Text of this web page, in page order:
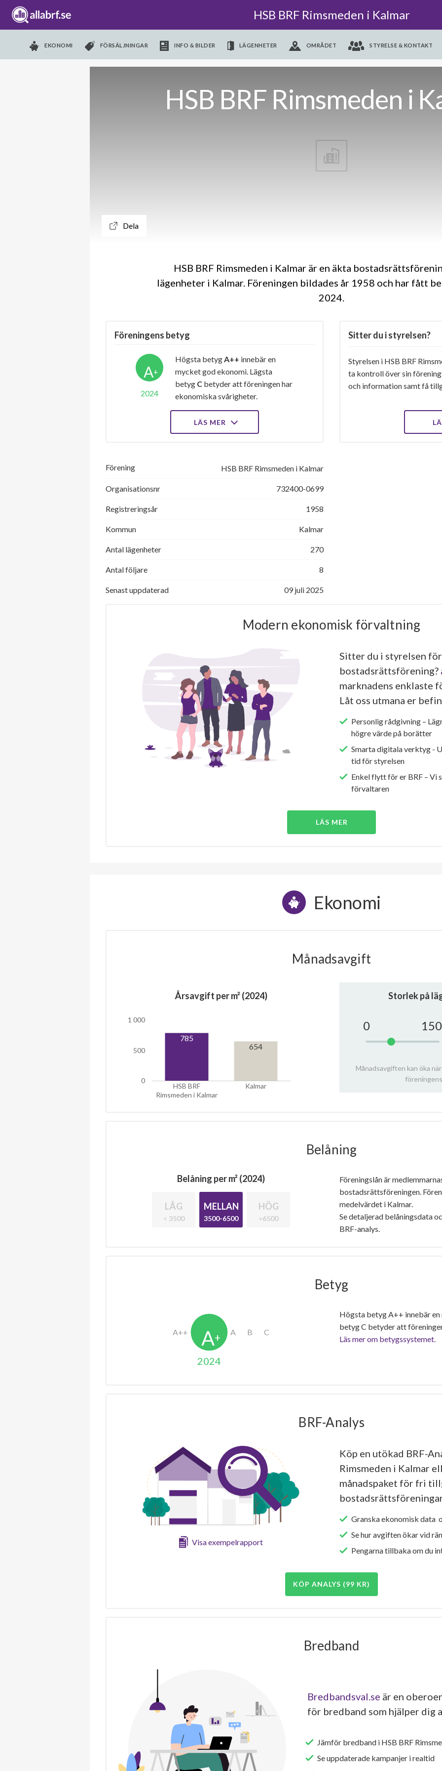
HSB BRF Rimsmeden i Kalmar
EKONOMI FÖRSÄLJNINGAR INFO & BILDER LÄGENHETER OMRÅDET STYRELSE & KONTAKT
HSB BRF Rimsmeden i
Dela
HSB BRF Rimsmeden i Kalmar är en äkta
lägenheter i Kalmar. Föreningen bildades år 1958 och har fått
2024
Föreningens betyg
A+
2024
Högsta betygA++ innebär en
mycket god ekonomi. Lägsta
betyg C betyder att föreningen har
ekonomiska svårigheter.
LÄS MER
Sitter du i styrelsen?
Styrelsen i HSB BRF
ta kontroll över sin
och information samt få
Förening HSB BRF Rimsmeden i Kalmar
Organisationsnr 732400-0699
Registreringsår 1958
Kommun Kalmar
Antal lägenheter 270
Antal följare 8
Senast uppdaterad 09 juli 2025
Modern ekonomisk förvaltning
Sitter du i styrelsen
bostadsrättsförening?
marknadens enklaste
Låt oss utmana er
Personlig rådgivning –
högre värde på borätter
Smarta digitala verktyg -
tid för styrelsen
Enkel flytt för er BRF – Vi
förvaltaren
LÄS MER
Ekonomi
Månadsavgift
Årsavgift per m² (2024)
HSB BRF
Rimsmeden i Kalmar
Kalmar
0
500
1 000
785
654
Storlek på
0 150
Månadsavgiften kan öka
Belåning
Belåning per m² (2024)
LÅG
< 3500
MELLAN
3500-6500
HÖG
>6500
Föreningslån är
bostadsrättsföreningen.
medelvärdet i Kalmar.
Se detaljerad belåningsdata
BRF-analys.
Betyg
2024
Högsta betyg A++ innebär
betyg C betyder att
Läs mer om betygssystemet.
BRF-Analys
Visa exempelrapport
Köp en utökad BRF-
Rimsmeden i Kalmar
månadspaket för fri
Granska ekonomisk data
Se hur avgiften ökar vid
Pengarna tillbaka om du
KÖP ANALYS (99 KR)
Bredband
Bredbandsval.se är en
för bredband som hjälper dig
Jämför bredband i HSB BRF
Se uppdaterade kampanjer i realtid